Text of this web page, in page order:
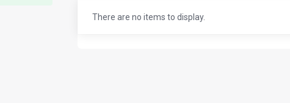
There are no items to display.